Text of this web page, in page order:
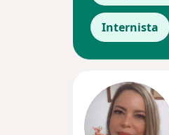
Internista